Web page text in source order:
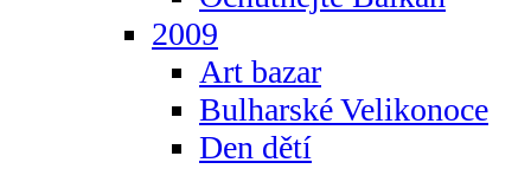
2009
Art bazar
Bulharské Velikonoce
Den dětí